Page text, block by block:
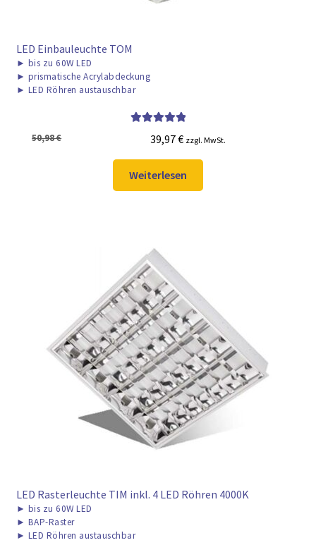
LED Einbauleuchte TOM
► bis zu 60W LED
► prismatische Acrylabdeckung
► LED Röhren austauschbar
von 5
50,98€
Ursprünglicher
Preis
war:
50,98 €
39,97€Aktueller
Preis
ist:
39,97 €.
zzgl. MwSt.
Weiterlesen
LED Rasterleuchte TIM inkl. 4 LED Röhren 4000K
► bis zu 60W LED
► BAP-Raster
► LED Röhren austauschbar